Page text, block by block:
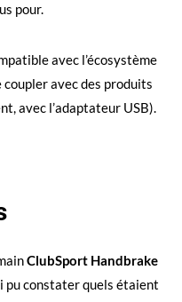
pour.
avec l’écosystème
coupler avec des produits
avec l’adaptateur USB).
ClubSport Handbrake
pu constater quels étaient